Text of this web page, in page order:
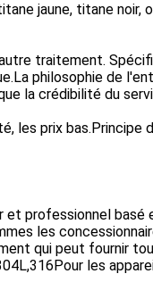
jaune, titane noir,
traitement.
philosophie de
la crédibilité du
les prix bas.Principe
professionnel basé
les
qui peut fournir
les